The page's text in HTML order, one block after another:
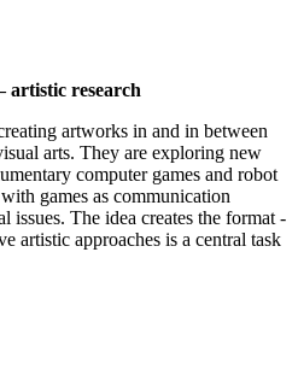
artistic research
artworks in and in between
arts. They are exploring new
computer games and robot
games as communication
issues. The idea creates the format -
artistic approaches is a central task